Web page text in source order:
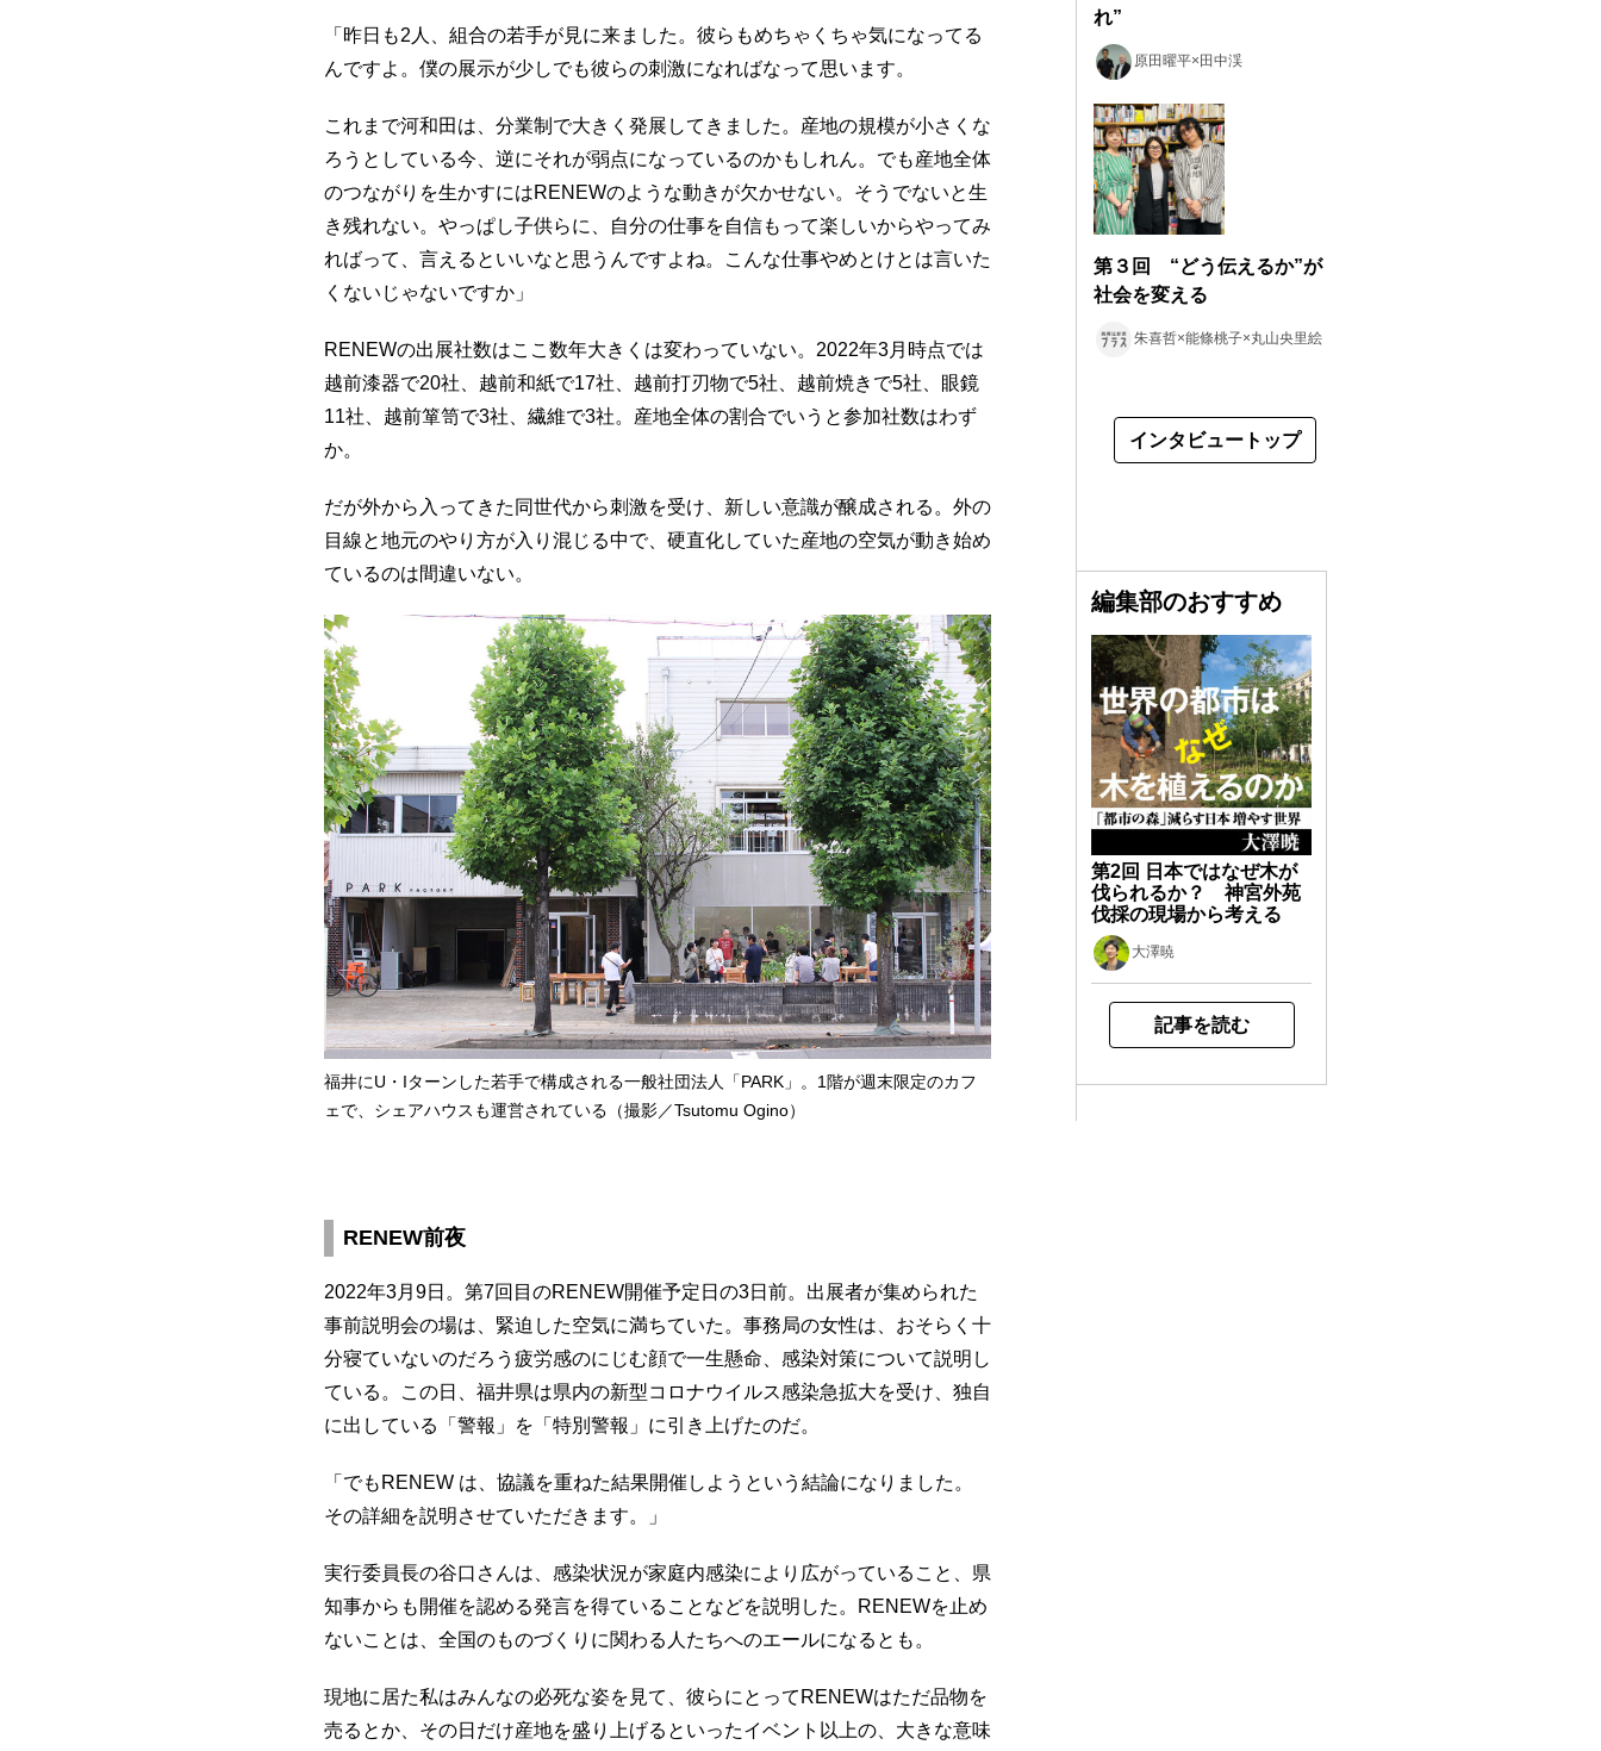
「昨日も2人、組合の若手が見に来ました。彼らもめちゃくちゃ気になってる
んですよ。僕の展示が少しでも彼らの刺激になればなって思います。
これまで河和田は、分業制で大きく発展してきました。産地の規模が小さくな
ろうとしている今、逆にそれが弱点になっているのかもしれん。でも産地全体
のつながりを生かすにはRENEWのような動きが欠かせない。そうでないと生
き残れない。やっぱし子供らに、自分の仕事を自信もって楽しいからやってみ
ればって、言えるといいなと思うんですよね。こんな仕事やめとけとは言いた
くないじゃないですか」
RENEWの出展社数はここ数年大きくは変わっていない。2022年3月時点では
越前漆器で20社、越前和紙で17社、越前打刃物で5社、越前焼きで5社、眼鏡
11社、越前箪笥で3社、繊維で3社。産地全体の割合でいうと参加社数はわず
か。
だが外から入ってきた同世代から刺激を受け、新しい意識が醸成される。外の
目線と地元のやり方が入り混じる中で、硬直化していた産地の空気が動き始め
ているのは間違いない。
福井にU・Iターンした若手で構成される一般社団法人「PARK」。1階が週末限定のカフ
ェで、シェアハウスも運営されている（撮影／Tsutomu Ogino）
RENEW前夜
2022年3月9日。第7回目のRENEW開催予定日の3日前。出展者が集められた
事前説明会の場は、緊迫した空気に満ちていた。事務局の女性は、おそらく十
分寝ていないのだろう疲労感のにじむ顔で一生懸命、感染対策について説明し
ている。この日、福井県は県内の新型コロナウイルス感染急拡大を受け、独自
に出している「警報」を「特別警報」に引き上げたのだ。
「でもRENEW は、協議を重ねた結果開催しようという結論になりました。
その詳細を説明させていただきます。」
実行委員長の谷口さんは、感染状況が家庭内感染により広がっていること、県
知事からも開催を認める発言を得ていることなどを説明した。RENEWを止め
ないことは、全国のものづくりに関わる人たちへのエールになるとも。
現地に居た私はみんなの必死な姿を見て、彼らにとってRENEWはただ品物を
売るとか、その日だけ産地を盛り上げるといったイベント以上の、大きな意味
れ”
原田曜平×田中渓
第３回 “どう伝えるか”が
社会を変える
朱喜哲×能條桃子×丸山央里絵
インタビュートップ
編集部のおすすめ
第2回 日本ではなぜ木が
伐られるか？ 神宮外苑
伐採の現場から考える
大澤暁
記事を読む